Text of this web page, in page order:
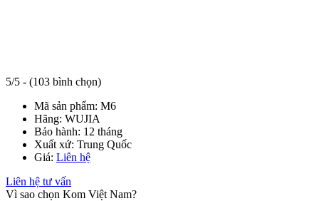
5/5 - (103 bình chọn)
Mã sản phẩm: M6
Hãng: WUJIA
Bảo hành: 12 tháng
Xuất xứ: Trung Quốc
Giá: Liên hệ
Liên hệ tư vấn
Vì sao chọn Kom Việt Nam?